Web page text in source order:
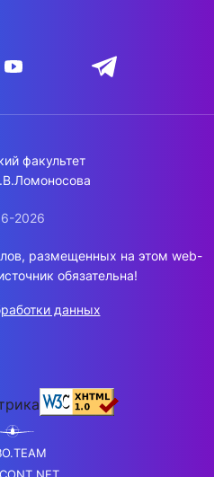
факультет
2026
размещенных на этом web-
обязательна!
данных